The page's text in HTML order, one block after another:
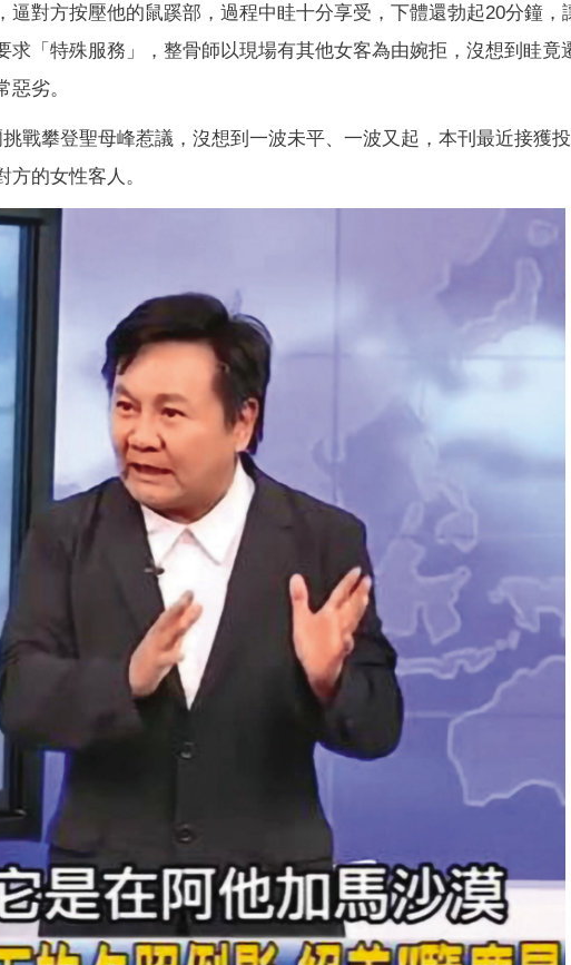
逼對方按壓他的鼠蹊部，過程中眭十分享受，下體還勃起20分鐘，
求「特殊服務」，整骨師以現場有其他女客為由婉拒，沒想到眭竟
劣。
戰攀登聖母峰惹議，沒想到一波未平、一波又起，本刊最近接獲
的女性客人。